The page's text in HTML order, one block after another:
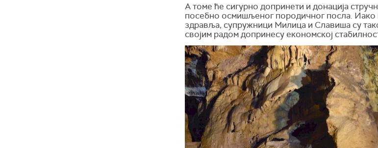
А томе ће сигурно допринети и донација
посебно осмишљеног породичног посла. Иако
здравља, супружници Милица и Славиша су
својим радом допринесу економској